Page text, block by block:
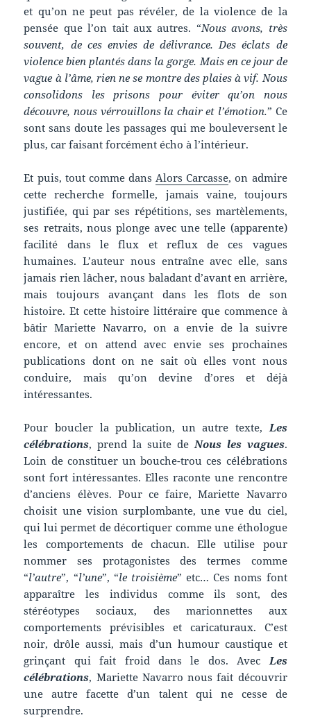
et qu’on ne peut pas révéler, de la violence de la
pensée que l’on tait aux autres. “Nous avons, très
souvent, de ces envies de délivrance. Des éclats de
violence bien plantés dans la gorge. Mais en ce jour de
vague à l’âme, rien ne se montre des plaies à vif. Nous
consolidons les prisons pour éviter qu’on nous
découvre, nous vérrouillons la chair et l’émotion.” Ce
sont sans doute les passages qui me bouleversent le
plus, car faisant forcément écho à l’intérieur.
Et puis, tout comme dans Alors Carcasse, on admire
cette recherche formelle, jamais vaine, toujours
justifiée, qui par ses répétitions, ses martèlements,
ses retraits, nous plonge avec une telle (apparente)
facilité dans le flux et reflux de ces vagues
humaines. L’auteur nous entraîne avec elle, sans
jamais rien lâcher, nous baladant d’avant en arrière,
mais toujours avançant dans les flots de son
histoire. Et cette histoire littéraire que commence à
bâtir Mariette Navarro, on a envie de la suivre
encore, et on attend avec envie ses prochaines
publications dont on ne sait où elles vont nous
conduire, mais qu’on devine d’ores et déjà
intéressantes.
Pour boucler la publication, un autre texte, Les
célébrations, prend la suite de Nous les vagues.
Loin de constituer un bouche-trou ces célébrations
sont fort intéressantes. Elles raconte une rencontre
d’anciens élèves. Pour ce faire, Mariette Navarro
choisit une vision surplombante, une vue du ciel,
qui lui permet de décortiquer comme une éthologue
les comportements de chacun. Elle utilise pour
nommer ses protagonistes des termes comme
“l’autre”, “l’une”, “le troisième” etc… Ces noms font
apparaître les individus comme ils sont, des
stéréotypes sociaux, des marionnettes aux
comportements prévisibles et caricaturaux. C’est
noir, drôle aussi, mais d’un humour caustique et
grinçant qui fait froid dans le dos. Avec Les
célébrations, Mariette Navarro nous fait découvrir
une autre facette d’un talent qui ne cesse de
surprendre.